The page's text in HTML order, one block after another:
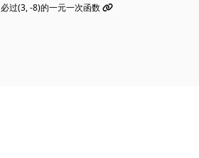
必过(3, -8)的一元一次函数